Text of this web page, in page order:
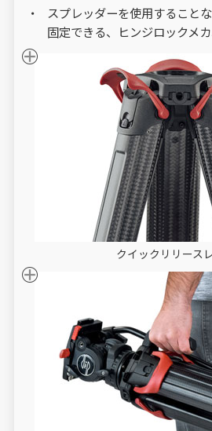
スプレッダーを使用すること
固定できる、ヒンジロックメ
クイックリリース